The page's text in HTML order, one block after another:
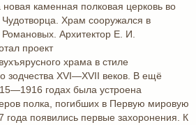
каменная полковая церковь во
Храм сооружался в
Архитектор Е. И.
проект
храма в стиле
зодчества XVI—XVII веков. В ещё
годах была устроена
полка, погибших в Первую мировую
года появились первые захоронения. К